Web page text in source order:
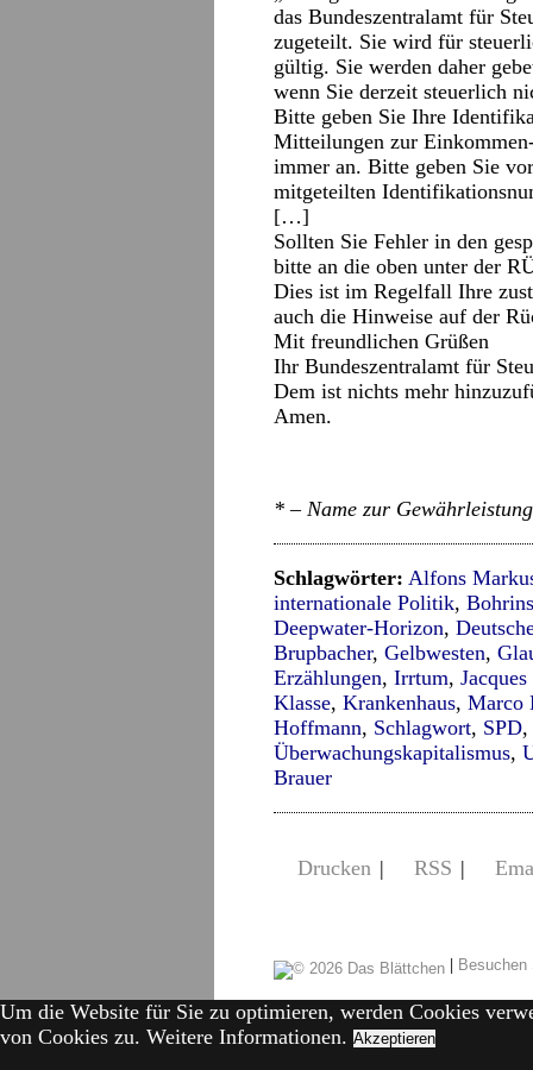
das Bundeszentralamt für
zugeteilt. Sie wird für
gültig. Sie werden daher
wenn Sie derzeit steuerlich
Bitte geben Sie Ihre
Mitteilungen zur
immer an. Bitte geben Sie
mitgeteilten
[…]
Sollten Sie Fehler in den
bitte an die oben unter der
Dies ist im Regelfall Ihre
auch die Hinweise auf der
Mit freundlichen Grüßen
Ihr Bundeszentralamt für
Dem ist nichts mehr
Amen.
* – Name zur
Schlagwörter: Alfons
internationale Politik,
Deepwater-Horizon,
Brupbacher, Gelbwesten,
Erzählungen, Irrtum,
Klasse, Krankenhaus, Marco
Hoffmann, Schlagwort, SPD,
Überwachungskapitalismus,
Brauer
Drucken | RSS |
|
Um die Website für Sie zu optimieren, werden Cookies
von Cookies zu. Weitere Informationen. Akzeptieren